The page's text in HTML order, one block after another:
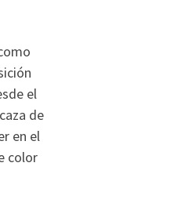
el
de
en el
color